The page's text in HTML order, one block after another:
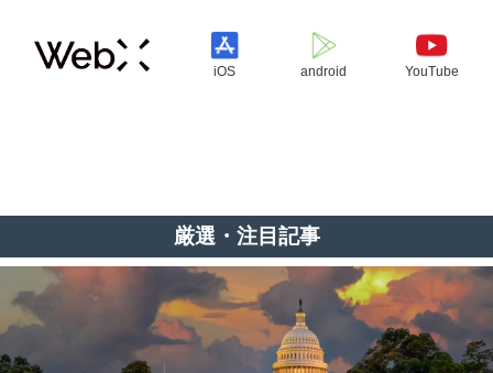
iOS android YouTube
厳選・注目記事